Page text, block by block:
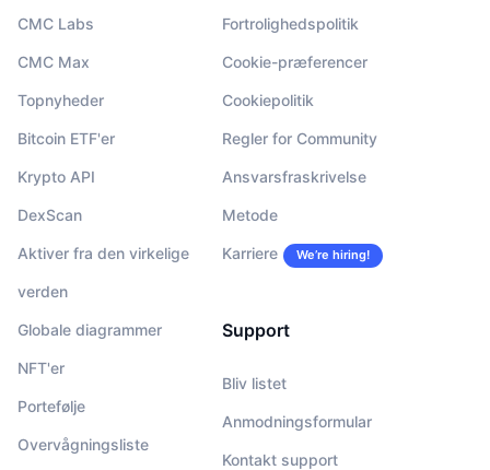
CMC Labs
CMC Max
Topnyheder
Bitcoin ETF'er
Krypto API
DexScan
Aktiver fra den virkelige
verden
Globale diagrammer
NFT'er
Portefølje
Overvågningsliste
Fortrolighedspolitik
Cookie-præferencer
Cookiepolitik
Regler for Community
Ansvarsfraskrivelse
Metode
Karriere We’re hiring!
Support
Bliv listet
Anmodningsformular
Kontakt support